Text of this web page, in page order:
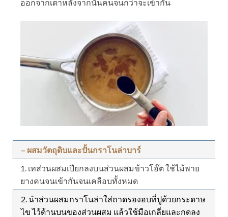
ออกจากเตาหลังจากนั้นคนจนกว่าจะเข้ากัน
– ผสมวัตถุดิบและปั้นกราโนล่าบาร์
1. เทส่วนผสมเปียกลงบนส่วนผสมข้าวโอ๊ต ใช้ไม้พาย
ยางคนจนเข้ากันจนเคลือบทั้งหมด
2. นำส่วนผสมกราโนล่าใส่ถาดรองอบที่ปูด้วยกระดาษ
ไข ไว้ด้านบนของส่วนผสม แล้วใช้มือเกลี่ยและกดลง